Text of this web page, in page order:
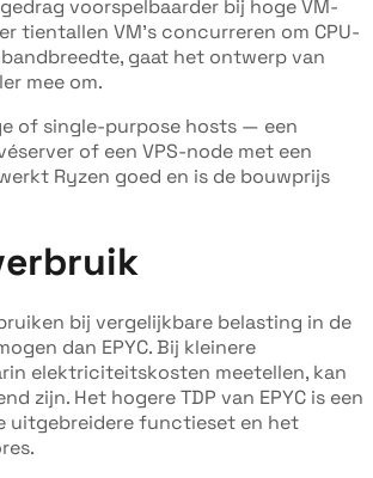
voorspelbaarder bij hoge VM-
tientallen VM's concurreren om CPU-
gaat het ontwerp van
mee om.
of single-purpose hosts — een
of een VPS-node met een
Ryzen goed en is de bouwprijs
bij vergelijkbare belasting in de
dan EPYC. Bij kleinere
elektriciteitskosten meetellen, kan
zijn. Het hogere TDP van EPYC is een
uitgebreidere functieset en het